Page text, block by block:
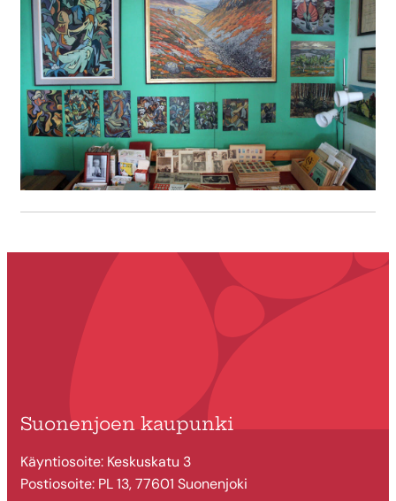
Suonenjoen kaupunki
Käyntiosoite: Keskuskatu 3
Postiosoite: PL 13, 77601 Suonenjoki